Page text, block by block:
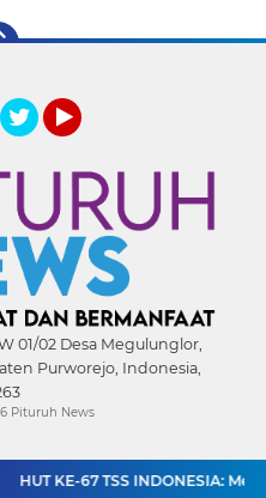
01/02 Desa Megulunglor,
Purworejo, Indonesia,
KE-67 TSS INDONESIA: Menjaga
Pituruh News